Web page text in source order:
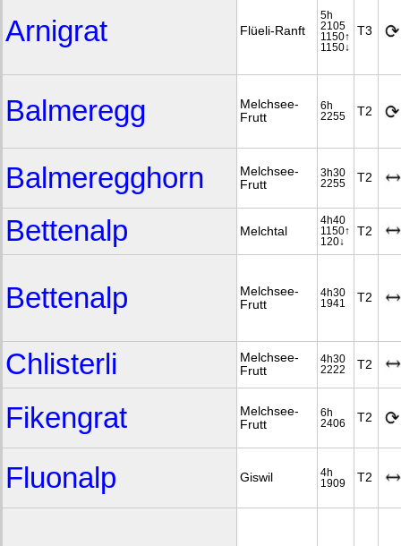
Arnigrat Flüeli-Ranft
5h
2105
1150↑
1150↓
T3
Balmeregg
Melchsee-
Frutt
6h
2255
T2
Balmeregghorn
Melchsee-
Frutt
3h30
2255
T2
Bettenalp Melchtal
4h40
1150↑
120↓
T2
Bettenalp
Melchsee-
Frutt
4h30
1941
T2
Chlisterli
Melchsee-
Frutt
4h30
2222
T2
Fikengrat
Melchsee-
Frutt
6h
2406
T2
Fluonalp Giswil
4h
1909
T2